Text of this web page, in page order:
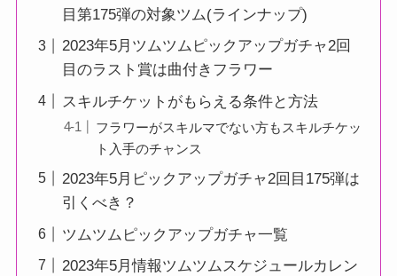
目第175弾の対象ツム(ラインナップ)
2023年5月ツムツムピックアップガチャ2回
目のラスト賞は曲付きフラワー
スキルチケットがもらえる条件と方法
フラワーがスキルマでない方もスキルチケッ
ト入手のチャンス
2023年5月ピックアップガチャ2回目175弾は
引くべき？
ツムツムピックアップガチャ一覧
2023年5月情報ツムツムスケジュールカレン